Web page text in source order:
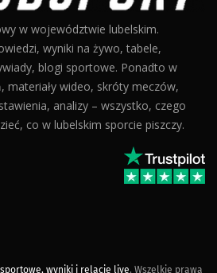
w województwie lubelskim.
wyniki na żywo, tabele,
blogi sportowe. Ponadto w
materiały wideo, skróty meczów,
analizy – wszystko, czego
co w lubelskim sporcie piszczy.
wyniki i relacje live. Wszelkie prawa